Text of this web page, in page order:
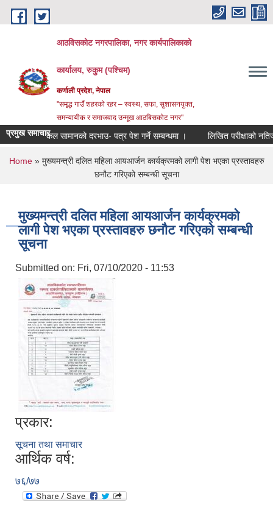
Skip to main content
आठविसकोट नगरपालिका, नगर कार्यपालिकाको
कार्यालय, रुकुम (पश्चिम)
कर्णाली प्रदेश, नेपाल
"समृद्ध गाउँ शहरको रहर – स्वस्थ, सफा, सुशासनयुक्त,
समन्यायीक र समाजवाद उन्मूख आठबिसकोट नगर"
प्रमुख समाचार
सर्जिकल सामानको दरभाउ- पत्र पेश गर्ने सम्बन्धमा । लिखित परीक्षाको नतिजा
You are here
Home» मुख्यमन्त्री दलित महिला आयआर्जन कार्यक्रमको लागी पेश भएका प्रस्तावहरु
छनौट गरिएको सम्बन्धी सूचना
मुख्यमन्त्री दलित महिला आयआर्जन कार्यक्रमको
लागी पेश भएका प्रस्तावहरु छनौट गरिएको सम्बन्धी
सूचना
Submitted on: Fri, 07/10/2020 - 11:53
प्रकार:
सूचना तथा समाचार
आर्थिक वर्ष:
७६/७७